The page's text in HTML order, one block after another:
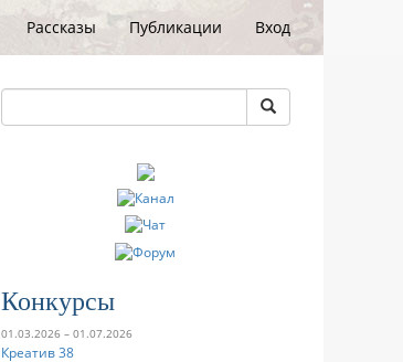
Рассказы Публикации Вход
Конкурсы
01.03.2026 – 01.07.2026
Креатив 38